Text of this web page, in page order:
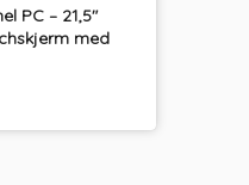
PC – 21,5"
med